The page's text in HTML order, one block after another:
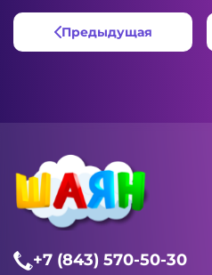
Предыдущая
+7 (843) 570-50-30